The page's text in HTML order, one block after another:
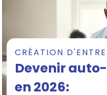
CRÉATION
Devenir
en 2026: